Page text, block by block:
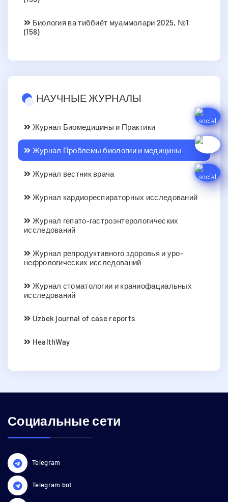
Биология ва тиббиёт муаммолари 2025, №1
(158)
НАУЧНЫЕ ЖУРНАЛЫ
Журнал Биомедицины и Практики
Журнал Проблемы биологии и медицины
Журнал вестник врача
Журнал кардиореспираторных исследований
Журнал гепато-гастроэнтерологических
исследований
Журнал репродуктивного здоровья и уро-
нефрологических исследований
Журнал стоматологии и краниофациальных
исследований
Uzbek journal of case reports
HealthWay
Социальные сети
Telegram
Telegram bot